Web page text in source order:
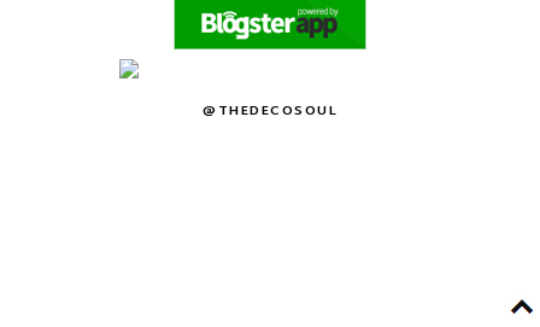
@THEDECOSOUL